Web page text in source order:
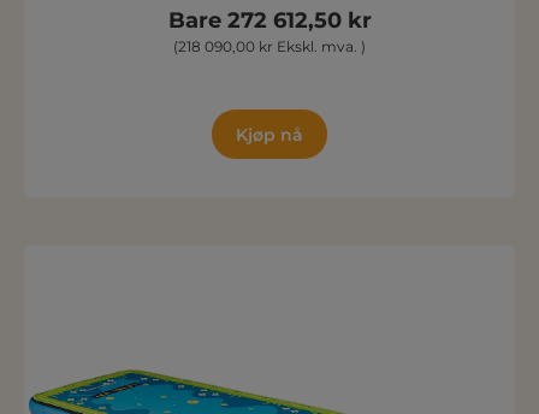
Bare 272 612,50 kr
(218 090,00 kr Ekskl. mva. )
Kjøp nå